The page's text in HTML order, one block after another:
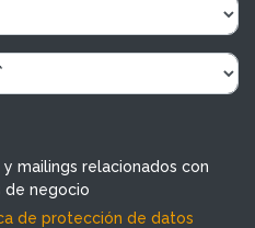
mailings relacionados con
de negocio
de protección de datos